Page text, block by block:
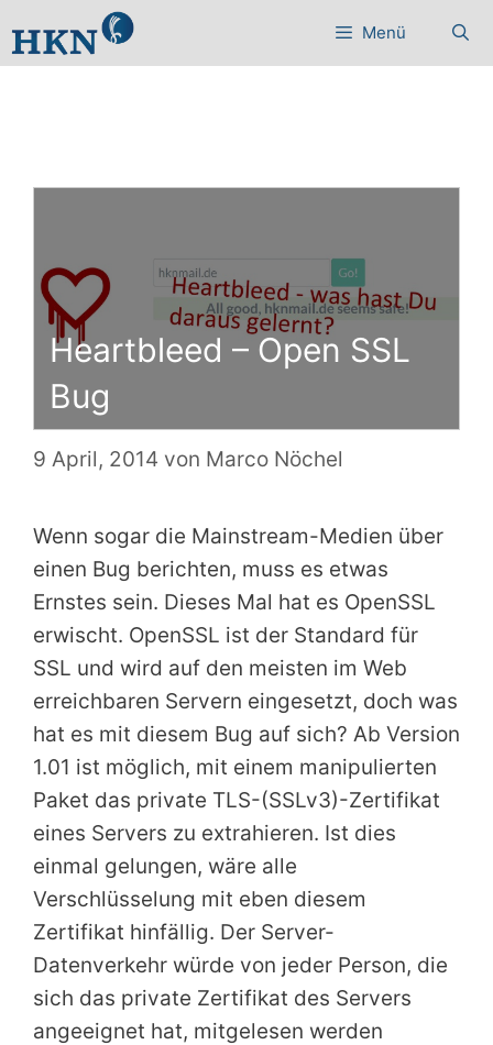
Inhalt
Menü
Heartbleed – Open SSL
Bug
9 April, 2014 von Marco Nöchel
Wenn sogar die Mainstream-Medien über
einen Bug berichten, muss es etwas
Ernstes sein. Dieses Mal hat es OpenSSL
erwischt. OpenSSL ist der Standard für
SSL und wird auf den meisten im Web
erreichbaren Servern eingesetzt, doch was
hat es mit diesem Bug auf sich? Ab Version
1.01 ist möglich, mit einem manipulierten
Paket das private TLS-(SSLv3)-Zertifikat
eines Servers zu extrahieren. Ist dies
einmal gelungen, wäre alle
Verschlüsselung mit eben diesem
Zertifikat hinfällig. Der Server-
Datenverkehr würde von jeder Person, die
sich das private Zertifikat des Servers
angeeignet hat, mitgelesen werden